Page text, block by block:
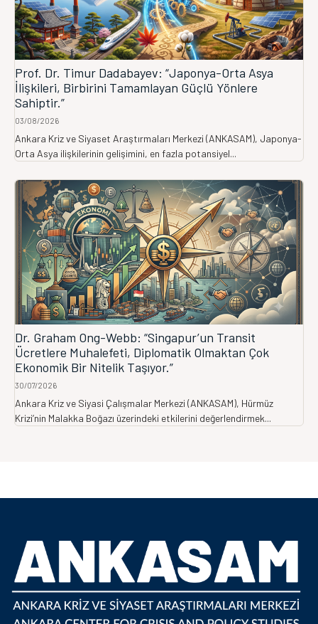
Prof. Dr. Timur Dadabayev: “Japonya-Orta Asya
İlişkileri, Birbirini Tamamlayan Güçlü Yönlere
Sahiptir.”
03/08/2026
Ankara Kriz ve Siyaset Araştırmaları Merkezi (ANKASAM), Japonya-
Orta Asya ilişkilerinin gelişimini, en fazla potansiyel...
Dr. Graham Ong-Webb: “Singapur’un Transit
Ücretlere Muhalefeti, Diplomatik Olmaktan Çok
Ekonomik Bir Nitelik Taşıyor.”
30/07/2026
Ankara Kriz ve Siyasi Çalışmalar Merkezi (ANKASAM), Hürmüz
Krizi’nin Malakka Boğazı üzerindeki etkilerini değerlendirmek...